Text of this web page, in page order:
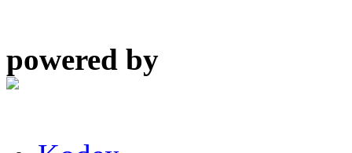
powered by